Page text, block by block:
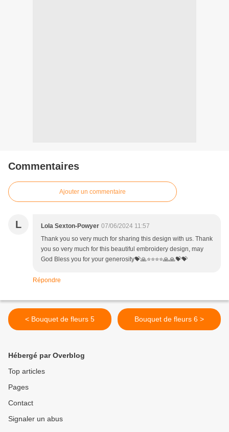
Commentaires
Ajouter un commentaire
L Lola Sexton-Powyer 07/06/2024 11:57
Thank you so very much for sharing this design with us. Thank
you so very much for this beautiful embroidery design, may
God Bless you for your generosity💝🙏⭐⭐⭐⭐🙏🙏💝💝
Répondre
< Bouquet de fleurs 5 Bouquet de fleurs 6 >
Hébergé par Overblog
Top articles
Pages
Contact
Signaler un abus